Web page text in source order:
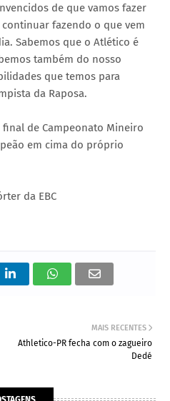
de que vamos fazer
fazendo o que vem
Sabemos que o Atlético é
também do nosso
que temos para
da Raposa.
de Campeonato Mineiro
em cima do próprio
da EBC
MAIS RECENTES
Athletico-PR fecha com o zagueiro
Dedé